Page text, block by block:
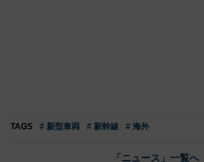
TAGS # 新型車両 # 新幹線 # 海外
「ニュース」一覧へ